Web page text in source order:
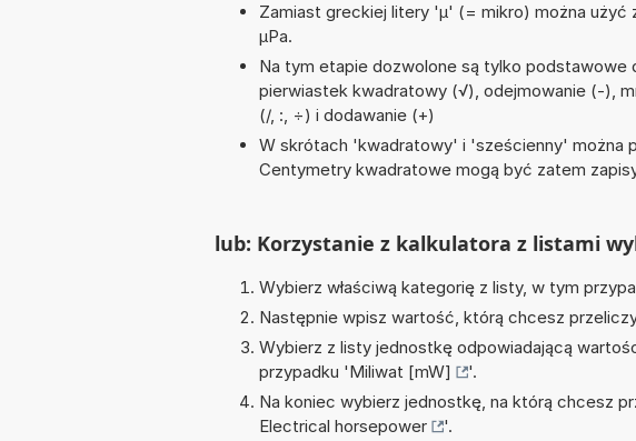
Zamiast greckiej litery 'µ' (= mikro) można użyć
µPa.
Na tym etapie dozwolone są tylko podstawowe
pierwiastek kwadratowy (√), odejmowanie (-),
(/, :, ÷) i dodawanie (+)
W skrótach 'kwadratowy' i 'sześcienny' można
Centymetry kwadratowe mogą być zatem
lub: Korzystanie z kalkulatora z listami
Wybierz właściwą kategorię z listy, w tym
Następnie wpisz wartość, którą chcesz
Wybierz z listy jednostkę odpowiadającą
przypadku 'Miliwat [mW]
'.
Na koniec wybierz jednostkę, na którą chcesz
Electrical horsepower
'.